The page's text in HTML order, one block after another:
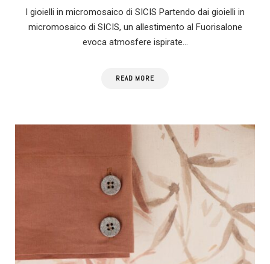
I gioielli in micromosaico di SICIS Partendo dai gioielli in
micromosaico di SICIS, un allestimento al Fuorisalone
evoca atmosfere ispirate…
READ MORE